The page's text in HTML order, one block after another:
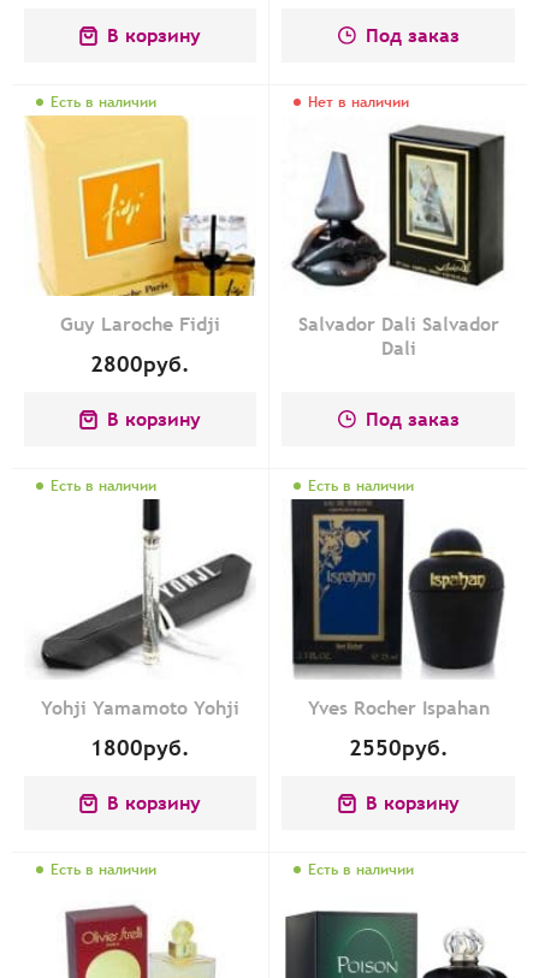
В корзину Под заказ
Есть в наличии
Guy Laroche Fidji
2800руб.
В корзину
Нет в наличии
Salvador Dali Salvador
Dali
Под заказ
Есть в наличии
Yohji Yamamoto Yohji
1800руб.
В корзину
Есть в наличии
Yves Rocher Ispahan
2550руб.
В корзину
Есть в наличии Есть в наличии